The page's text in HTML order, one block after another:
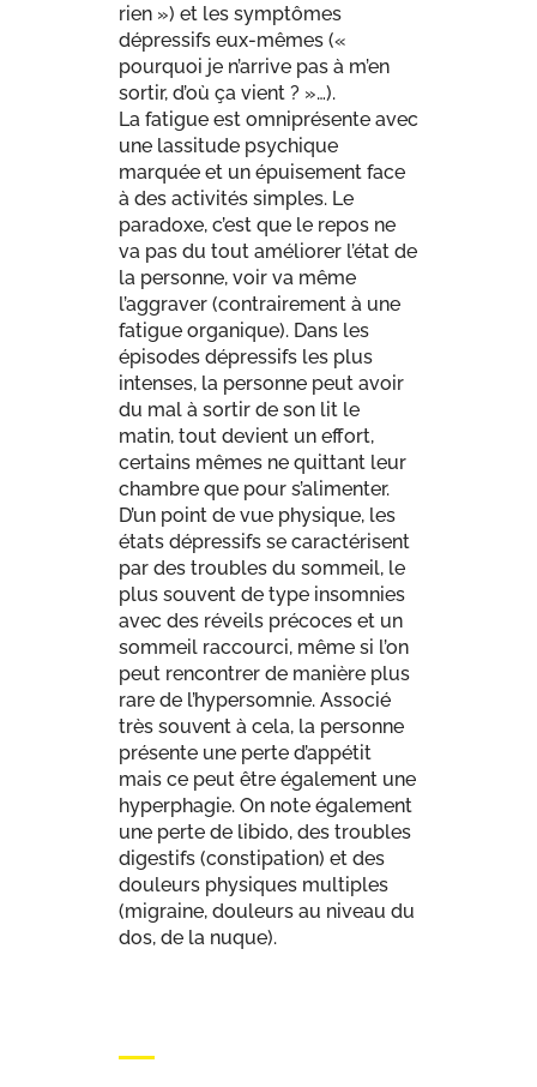
rien ») et les symptômes
dépressifs eux-mêmes («
pourquoi je n’arrive pas à m’en
sortir, d’où ça vient ? »…).
La fatigue est omniprésente avec
une lassitude psychique
marquée et un épuisement face
à des activités simples. Le
paradoxe, c’est que le repos ne
va pas du tout améliorer l’état de
la personne, voir va même
l’aggraver (contrairement à une
fatigue organique). Dans les
épisodes dépressifs les plus
intenses, la personne peut avoir
du mal à sortir de son lit le
matin, tout devient un effort,
certains mêmes ne quittant leur
chambre que pour s’alimenter.
D’un point de vue physique, les
états dépressifs se caractérisent
par des troubles du sommeil, le
plus souvent de type insomnies
avec des réveils précoces et un
sommeil raccourci, même si l’on
peut rencontrer de manière plus
rare de l’hypersomnie. Associé
très souvent à cela, la personne
présente une perte d’appétit
mais ce peut être également une
hyperphagie. On note également
une perte de libido, des troubles
digestifs (constipation) et des
douleurs physiques multiples
(migraine, douleurs au niveau du
dos, de la nuque).